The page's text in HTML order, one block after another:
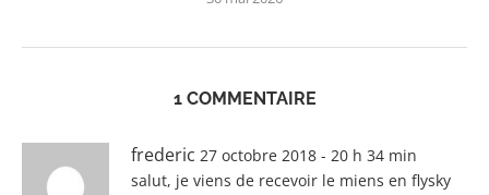
1 COMMENTAIRE
frederic 27 octobre 2018 - 20 h 34 min
salut, je viens de recevoir le miens en flysky